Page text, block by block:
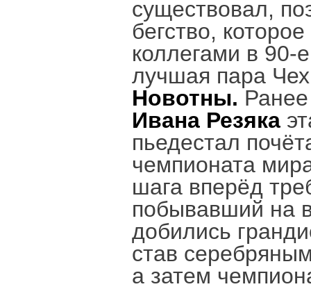
существовал,
бегство,
коллегами в 90-
лучшая пара
Новотны.
Ивана Резяка
пьедестал
чемпионата
шага вперёд
побывавший на
добились
став
а затем